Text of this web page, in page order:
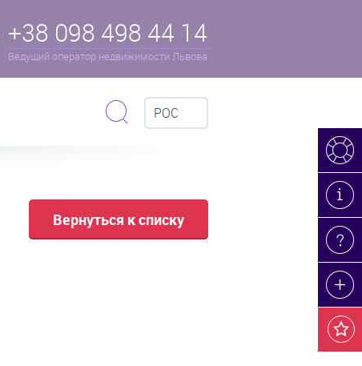
+38 098 498 44 14
Ведущий оператор недвижимости Львова
РОС
Вернуться к списку